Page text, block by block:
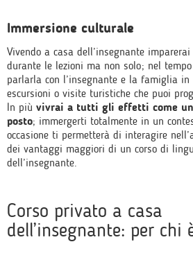
Immersione culturale
Vivendo a casa dell’insegnante
durante le lezioni ma non solo; nel
parlarla con l’insegnante e la famiglia in
escursioni o visite turistiche che puoi
In più vivrai a tutti gli effetti come
posto; immergerti totalmente in un
occasione ti permetterà di interagire
dei vantaggi maggiori di un corso di
dell’insegnante.
Corso privato a casa
dell’insegnante: per chi